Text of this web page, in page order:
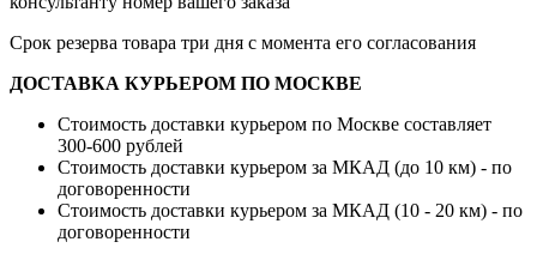
Срок резерва товара три дня с момента его согласования
ДОСТАВКА КУРЬЕРОМ ПО МОСКВЕ
Стоимость доставки курьером по Москве составляет
300-600 рублей
Стоимость доставки курьером за МКАД (до 10 км) - по
договоренности
Стоимость доставки курьером за МКАД (10 - 20 км) - по
договоренности